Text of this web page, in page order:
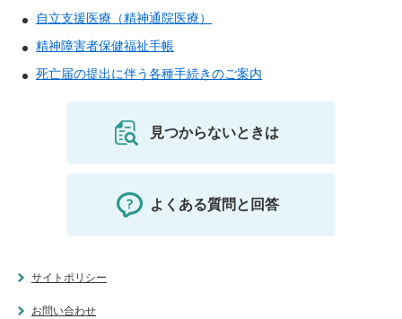
自立支援医療（精神通院医療）
精神障害者保健福祉手帳
死亡届の提出に伴う各種手続きのご案内
見つからないときは
よくある質問と回答
サイトポリシー
お問い合わせ